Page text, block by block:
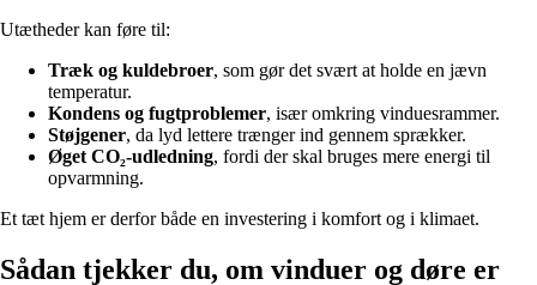
Utætheder kan føre til:
Træk og kuldebroer, som gør det svært at holde en jævn
temperatur.
Kondens og fugtproblemer, især omkring vinduesrammer.
Støjgener, da lyd lettere trænger ind gennem sprækker.
Øget CO₂-udledning, fordi der skal bruges mere energi til
opvarmning.
Et tæt hjem er derfor både en investering i komfort og i klimaet.
Sådan tjekker du, om vinduer og døre er